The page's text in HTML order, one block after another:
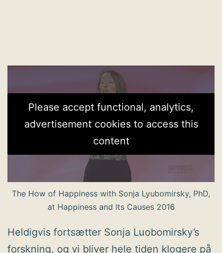
Please accept functional, analytics,
advertisement cookies to access this
content
The How of Happiness with Sonja Lyubomirsky, PhD,
at Happiness and Its Causes 2016
Heldigvis fortsætter Sonja Luobomirsky’s
forskning, og vi bliver hele tiden klogere på